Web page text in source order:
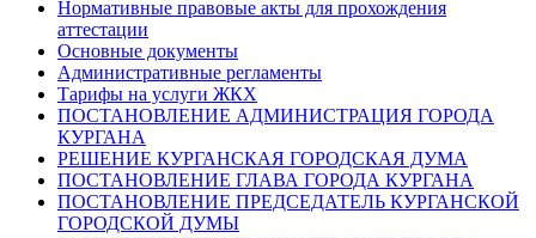
Нормативные правовые акты для прохождения
аттестации
Основные документы
Административные регламенты
Тарифы на услуги ЖКХ
ПОСТАНОВЛЕНИЕ АДМИНИСТРАЦИЯ ГОРОДА
КУРГАНА
РЕШЕНИЕ КУРГАНСКАЯ ГОРОДСКАЯ ДУМА
ПОСТАНОВЛЕНИЕ ГЛАВА ГОРОДА КУРГАНА
ПОСТАНОВЛЕНИЕ ПРЕДСЕДАТЕЛЬ КУРГАНСКОЙ
ГОРОДСКОЙ ДУМЫ